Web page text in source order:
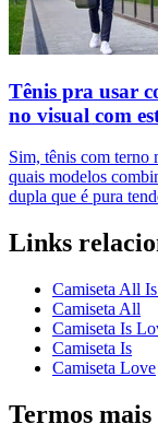
Tênis pra usar
no visual com
Sim, tênis com
quais modelos
dupla que é pura
Links
Camiseta All
Camiseta All
Camiseta Is
Camiseta Is
Camiseta Love
Termos